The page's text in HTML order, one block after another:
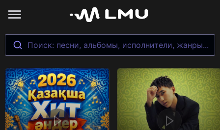
Поиск: песни, альбомы, исполнители, жанры...